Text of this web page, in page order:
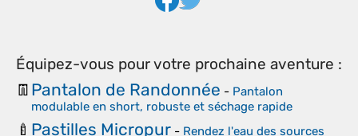
Équipez-vous pour votre prochaine aventure :
👖 Pantalon de Randonnée - Pantalon
modulable en short, robuste et séchage rapide
🍼 Pastilles Micropur - Rendez l'eau des sources